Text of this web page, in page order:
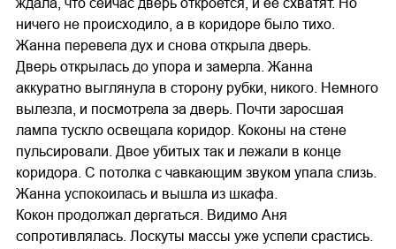
ждала, что сейчас дверь откроется, и её схватят. Но
ничего не происходило, а в коридоре было тихо.
Жанна перевела дух и снова открыла дверь.
Дверь открылась до упора и замерла. Жанна
аккуратно выглянула в сторону рубки, никого. Немного
вылезла, и посмотрела за дверь. Почти заросшая
лампа тускло освещала коридор. Коконы на стене
пульсировали. Двое убитых так и лежали в конце
коридора. С потолка с чавкающим звуком упала слизь.
Жанна успокоилась и вышла из шкафа.
Кокон продолжал дергаться. Видимо Аня
сопротивлялась. Лоскуты массы уже успели срастись.